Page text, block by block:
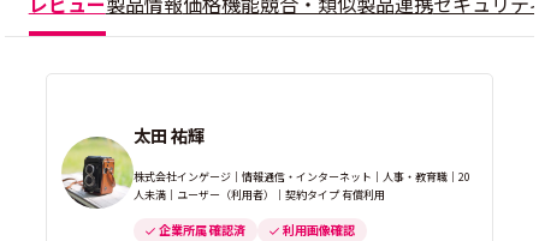
太田 祐輝
株式会社インゲージ｜情報通信・インターネット｜人事・教育職｜20
人未満｜ユーザー（利用者）｜契約タイプ 有償利用
企業所属 確認済 利用画像確認